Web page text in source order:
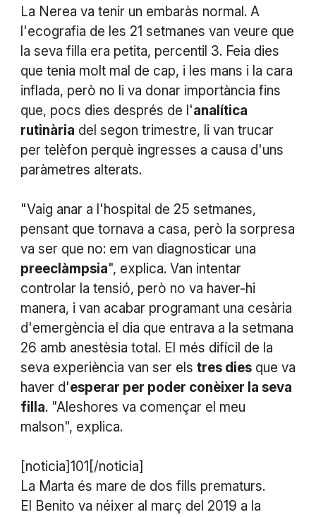
La Nerea va tenir un embaràs normal. A
l'ecografia de les 21 setmanes van veure que
la seva filla era petita, percentil 3. Feia dies
que tenia molt mal de cap, i les mans i la cara
inflada, però no li va donar importància fins
que, pocs dies després de l'analítica
rutinària del segon trimestre, li van trucar
per telèfon perquè ingresses a causa d'uns
paràmetres alterats.
"Vaig anar a l'hospital de 25 setmanes,
pensant que tornava a casa, però la sorpresa
va ser que no: em van diagnosticar una
preeclàmpsia", explica. Van intentar
controlar la tensió, però no va haver-hi
manera, i van acabar programant una cesària
d'emergència el dia que entrava a la setmana
26 amb anestèsia total. El més difícil de la
seva experiència van ser els tres diesque va
haver d'esperar per poder conèixer la seva
filla. "Aleshores va començar el meu
malson", explica.
[noticia]101[/noticia]
La Marta és mare de dos fills prematurs.
El Benito va néixer al març del 2019 a la